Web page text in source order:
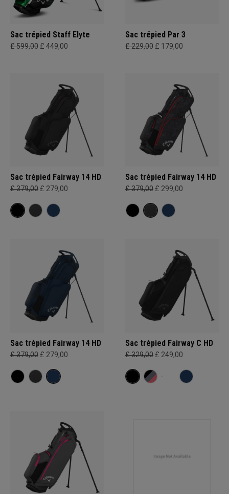
Sac trépied Staff Elyte
£ 599,00 £ 449,00
Sac trépied Par 3
£ 229,00 £ 179,00
Sac trépied Fairway 14 HD
£ 379,00 £ 279,00
Sac trépied Fairway 14 HD
£ 379,00 £ 299,00
Sac trépied Fairway 14 HD
£ 379,00 £ 279,00
Sac trépied Fairway C HD
£ 329,00 £ 249,00